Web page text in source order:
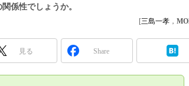
TECHNO-FRONTIER
スマート工場EXPO
組み込み画像技術
Windows Embedded
車載ソフト開発
ISO26262
係性でしょうか。
[三島一孝 ，
見る Share